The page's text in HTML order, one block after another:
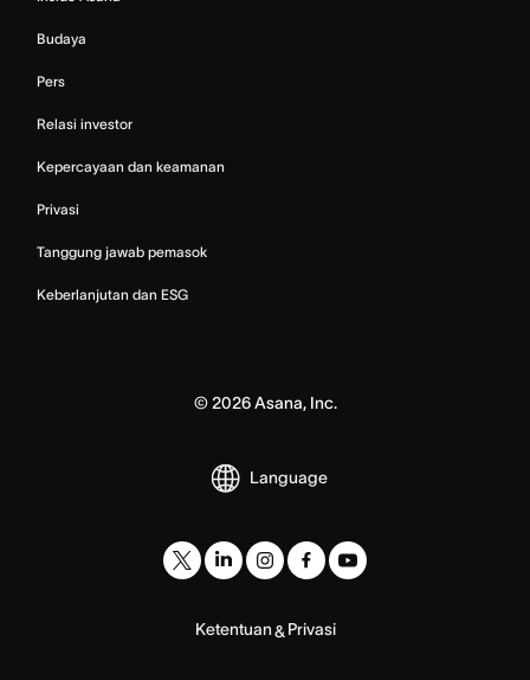
Budaya
Pers
Relasi investor
Kepercayaan dan keamanan
Privasi
Tanggung jawab pemasok
Keberlanjutan dan ESG
© 2026Asana, Inc.
Language
Ketentuan& Privasi